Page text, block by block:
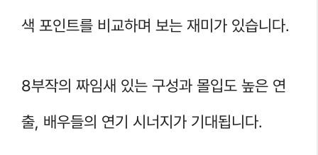
색 포인트를 비교하며 보는 재미가 있습니다.
8부작의 짜임새 있는 구성과 몰입도 높은 연
출, 배우들의 연기 시너지가 기대됩니다.